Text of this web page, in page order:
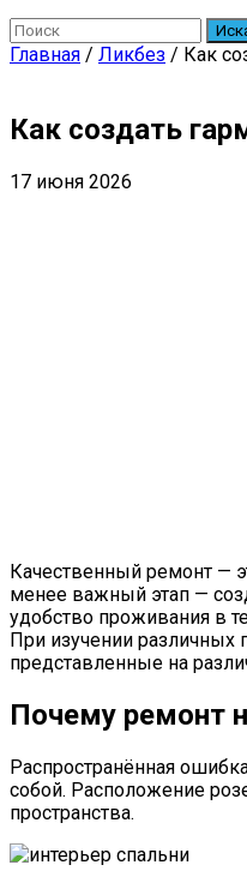
Главная / Ликбез / Как
Как создать
17 июня 2026
Качественный ремонт —
менее важный этап —
удобство проживания в
При изучении
представленные на
Почему ремонт
Распространённая
собой. Расположение
пространства.